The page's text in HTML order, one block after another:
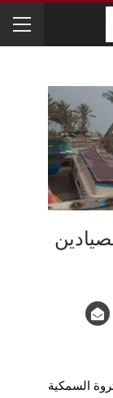
السمكية